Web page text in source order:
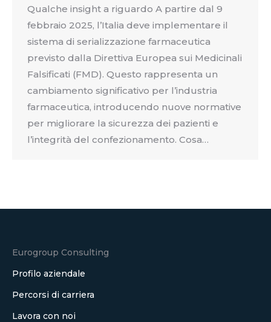
Qualche insight a riguardo A partire dal 9
febbraio 2025, l’Italia deve implementare il
sistema di serializzazione farmaceutica
previsto dalla Direttiva Europea sui Medicinali
Falsificati (FMD). Questo rappresenta un
cambiamento significativo per l’industria
farmaceutica, introducendo nuove normative
per migliorare la sicurezza dei pazienti e
l’integrità del confezionamento. Cosa…
Eurogroup Consulting
Profilo aziendale
Percorsi di carriera
Lavora con noi